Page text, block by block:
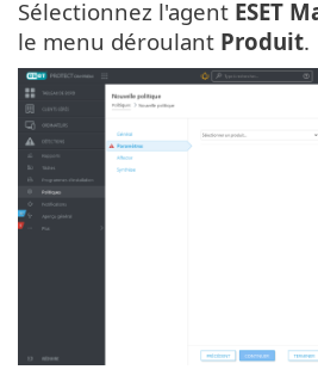
Sélectionnez l'agent ESET
le menu déroulant Produit.